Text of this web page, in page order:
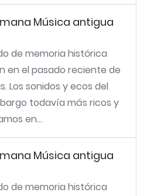
Música antigua
de memoria histórica
en el pasado reciente de
Los sonidos y ecos del
todavía más ricos y
en...
Música antigua
de memoria histórica